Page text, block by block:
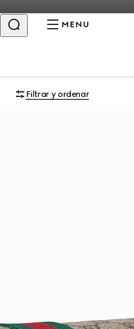
MENU
Filtrar y ordenar